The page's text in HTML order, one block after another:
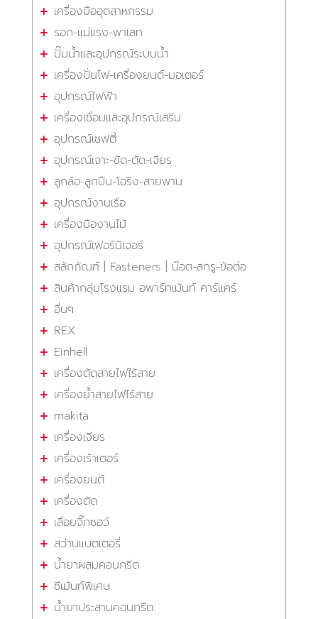
เครื่องมืออุตสาหกรรม
รอก-แม่แรง-พาเลท
ปั๊มน้ำและอุปกรณ์ระบบน้ำ
เครื่องปั่นไฟ-เครื่องยนต์-มอเตอร์
อุปกรณ์ไฟฟ้า
เครื่องเชื่อมและอุปกรณ์เสริม
อุปกรณ์เซฟตี้
อุปกรณ์เจาะ-ขัด-ตัด-เจียร
ลูกล้อ-ลูกปืน-โอริง-สายพาน
อุปกรณ์งานเรือ
เครื่องมืองานไม้
อุปกรณ์เฟอร์นิเจอร์
สลักภัณฑ์ | Fasteners | น๊อต-สกรู-ข้อต่อ
สินค้ากลุ่มโรงแรม อพาร์ทเม้นท์ คาร์แคร์
อื่นๆ
REX
Einhell
เครื่องตัดสายไฟไร้สาย
เครื่องย้ำสายไฟไร้สาย
makita
เครื่องเจียร
เครื่องเร้าเตอร์
เครื่องยนต์
เครื่องตัด
เลื่อยจิ๊กซอว์
สว่านแบตเตอรี่
น้ำยาผสมคอนกรีต
ซีเม้นท์พิเศษ
น้ำยาประสานคอนกรีต